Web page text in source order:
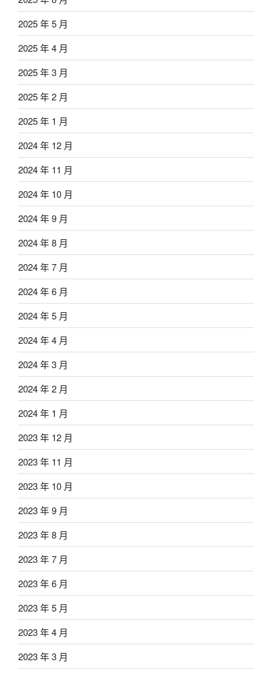
2025 年 5 月
2025 年 4 月
2025 年 3 月
2025 年 2 月
2025 年 1 月
2024 年 12 月
2024 年 11 月
2024 年 10 月
2024 年 9 月
2024 年 8 月
2024 年 7 月
2024 年 6 月
2024 年 5 月
2024 年 4 月
2024 年 3 月
2024 年 2 月
2024 年 1 月
2023 年 12 月
2023 年 11 月
2023 年 10 月
2023 年 9 月
2023 年 8 月
2023 年 7 月
2023 年 6 月
2023 年 5 月
2023 年 4 月
2023 年 3 月